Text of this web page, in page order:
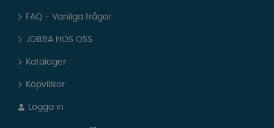
FAQ - Vanliga frågor
JOBBA HOS OSS
Kataloger
Köpvillkor
Logga in